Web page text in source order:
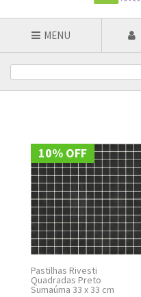
MENU
10% OFF
Pastilhas Rivesti
Quadradas Preto
Sumaúma 33 x 33 cm